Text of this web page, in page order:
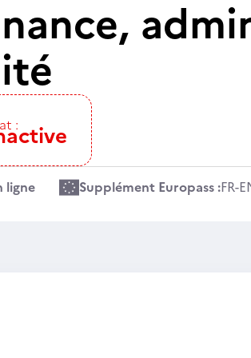
:
ligne Supplément Europass :FR-